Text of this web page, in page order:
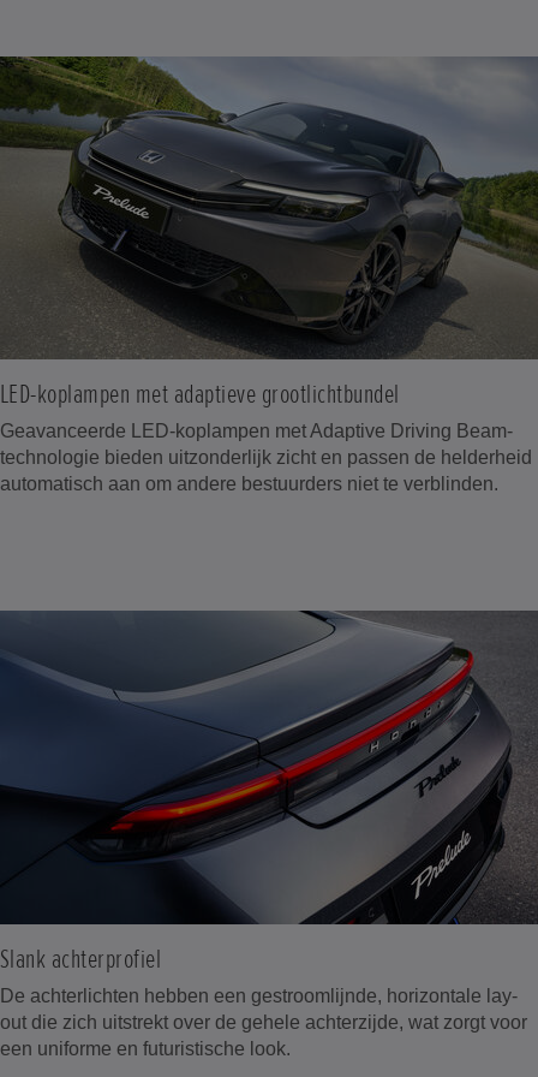
LED-koplampen met adaptieve grootlichtbundel
Geavanceerde LED-koplampen met Adaptive Driving Beam-
technologie bieden uitzonderlijk zicht en passen de helderheid
automatisch aan om andere bestuurders niet te verblinden.
Slank achterprofiel
De achterlichten hebben een gestroomlijnde, horizontale lay-
out die zich uitstrekt over de gehele achterzijde, wat zorgt voor
een uniforme en futuristische look.